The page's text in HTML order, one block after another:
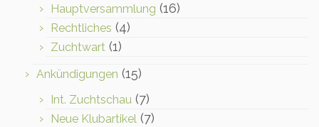
Hauptversammlung (16)
Rechtliches (4)
Zuchtwart (1)
Ankündigungen (15)
Int. Zuchtschau (7)
Neue Klubartikel (7)